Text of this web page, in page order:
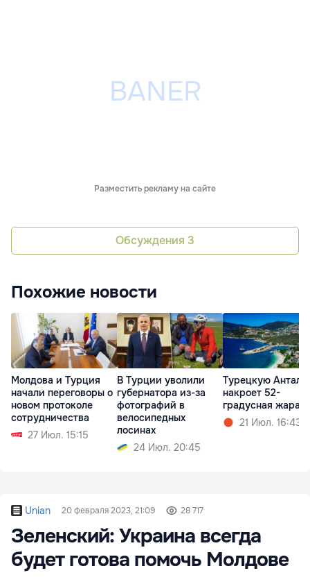
Разместить рекламу на сайте
Обсуждения 3
Похожие новости
Молдова и Турция
начали переговоры о
новом протоколе
сотрудничества
27 Июл. 15:15
В Турции уволили
губернатора из-за
фотографий в
велосипедных
лосинах
24 Июл. 20:45
Турецкую
накроет 52-
градусная жара
21 Июл. 16:43
Unian 20 февраля 2023, 21:09 28 717
Зеленский: Украина всегда
будет готова помочь Молдове